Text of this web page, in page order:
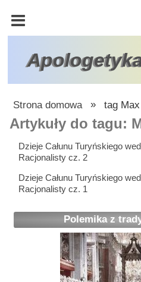
KOŚCIÓŁ
KATOLICKI
TRÓJCA
ŚWIĘTA
ATEIZM
ŚWIADKOWIE
JEHOWY
W
WIARY
Strona domowa » tag
Polemika z
Artykuły do tagu:
Dzieje Całunu Turyńskiego
Racjonalisty cz. 2
Dzieje Całunu Turyńskiego
Racjonalisty cz. 1